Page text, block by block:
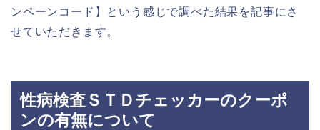
ンペーンコード】という感じで調べた結果を記事にさ
せていただきます。
性病検査ＳＴＤチェッカーのクーポ
ンの有無について